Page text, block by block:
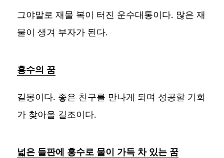
그야말로 재물 복이 터진 운수대통이다. 많은 재
물이 생겨 부자가 된다.
홍수의 꿈
길몽이다. 좋은 친구를 만나게 되며 성공할 기회
가 찾아올 길조이다.
넓은 들판에 홍수로 물이 가득 차 있는 꿈